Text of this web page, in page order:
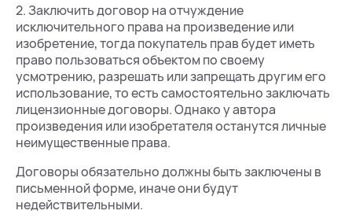
2. Заключить договор на отчуждение
исключительного права на произведение или
изобретение, тогда покупатель прав будет иметь
право пользоваться объектом по своему
усмотрению, разрешать или запрещать другим его
использование, то есть самостоятельно заключать
лицензионные договоры. Однако у автора
произведения или изобретателя останутся личные
неимущественные права.
Договоры обязательно должны быть заключены в
письменной форме, иначе они будут
недействительными.